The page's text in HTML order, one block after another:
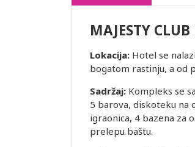
MAJESTY
Lokacija: Hotel se
bogatom rastinju, a od
Sadržaj: Kompleks se
5 barova, diskoteku na
igraonica, 4 bazena za
prelepu baštu.